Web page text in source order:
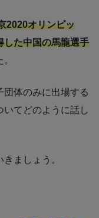
2020オリンピッ
した中国の馬龍選手
体のみに出場する
てどのように話し
ましょう。